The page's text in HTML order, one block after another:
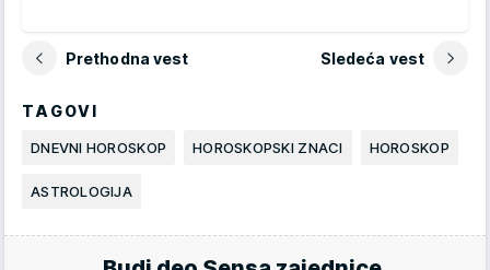
Prethodna vest Sledeća vest
TAGOVI
DNEVNI HOROSKOP HOROSKOPSKI ZNACI HOROSKOP
ASTROLOGIJA